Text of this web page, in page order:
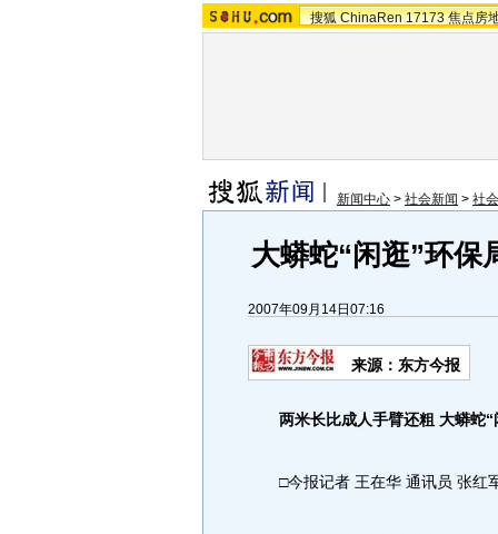
搜狐 ChinaRen 17173 焦点房
新闻中心 > 社会新闻 > 社
大蟒蛇“闲逛”环保
2007年09月14日07:16
来源：东方今报
两米长比成人手臂还粗 大蟒蛇“
□今报记者 王在华 通讯员 张红